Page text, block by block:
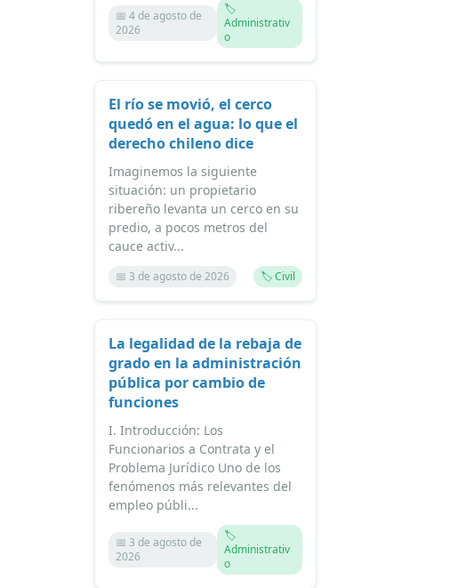
📅 4 de agosto de
2026
🏷️
Administrativ
o
El río se movió, el cerco
quedó en el agua: lo que el
derecho chileno dice
Imaginemos la siguiente
situación: un propietario
ribereño levanta un cerco en su
predio, a pocos metros del
cauce activ...
📅 3 de agosto de 2026 🏷️ Civil
La legalidad de la rebaja de
grado en la administración
pública por cambio de
funciones
I. Introducción: Los
Funcionarios a Contrata y el
Problema Jurídico Uno de los
fenómenos más relevantes del
empleo públi...
📅 3 de agosto de
2026
🏷️
Administrativ
o